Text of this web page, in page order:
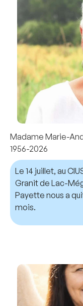
Madame Marie-
1956-2026
Le 14 juillet, au
Granit de Lac-
Payette nous a
mois.